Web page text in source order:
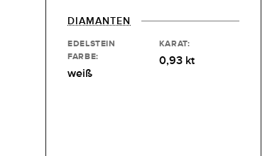
DIAMANTEN
EDELSTEIN
FARBE:
weiß
KARAT:
0,93 kt